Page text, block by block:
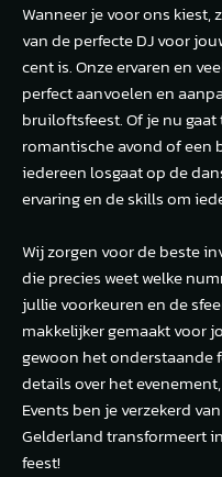
Wanneer je voor ons kiest,
van de perfecte DJ voor
cent is. Onze ervaren en
perfect aanvoelen en
bruiloftsfeest. Of je nu
romantische avond of een
iedereen losgaat op de
ervaring en de skills om
Wij zorgen voor de beste
die precies weet welke
jullie voorkeuren en de
makkelijker gemaakt voor
gewoon het onderstaande
details over het
Events ben je verzekerd
Gelderland transformeert
feest!